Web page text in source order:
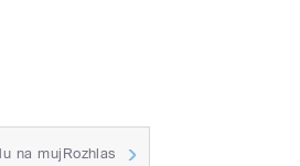
na mujRozhlas